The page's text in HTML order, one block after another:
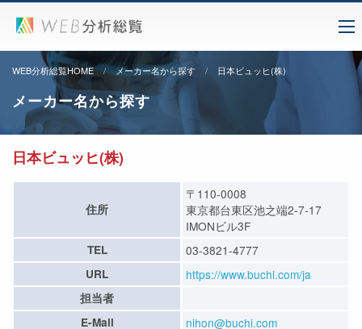
WEB分析総覧HOME メーカー名から探す 日本ビュッヒ(株)
メーカー名から探す
日本ビュッヒ(株)
住所
〒110-0008
東京都台東区池之端2-7-17
IMONビル3F
TEL 03-3821-4777
URL https://www.buchi.com/ja
担当者
E-Mail
nihon@buchi.com